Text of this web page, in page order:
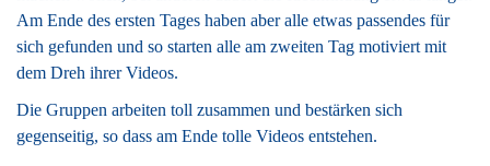
Am Ende des ersten Tages haben aber alle etwas passendes für
sich gefunden und so starten alle am zweiten Tag motiviert mit
dem Dreh ihrer Videos.
Die Gruppen arbeiten toll zusammen und bestärken sich
gegenseitig, so dass am Ende tolle Videos entstehen.